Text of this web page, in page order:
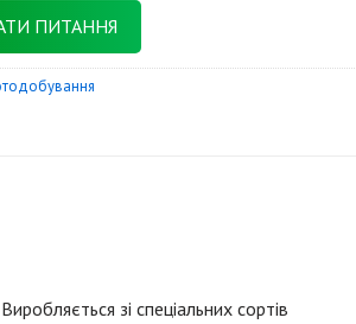
ПИТАННЯ
зі спеціальних сортів